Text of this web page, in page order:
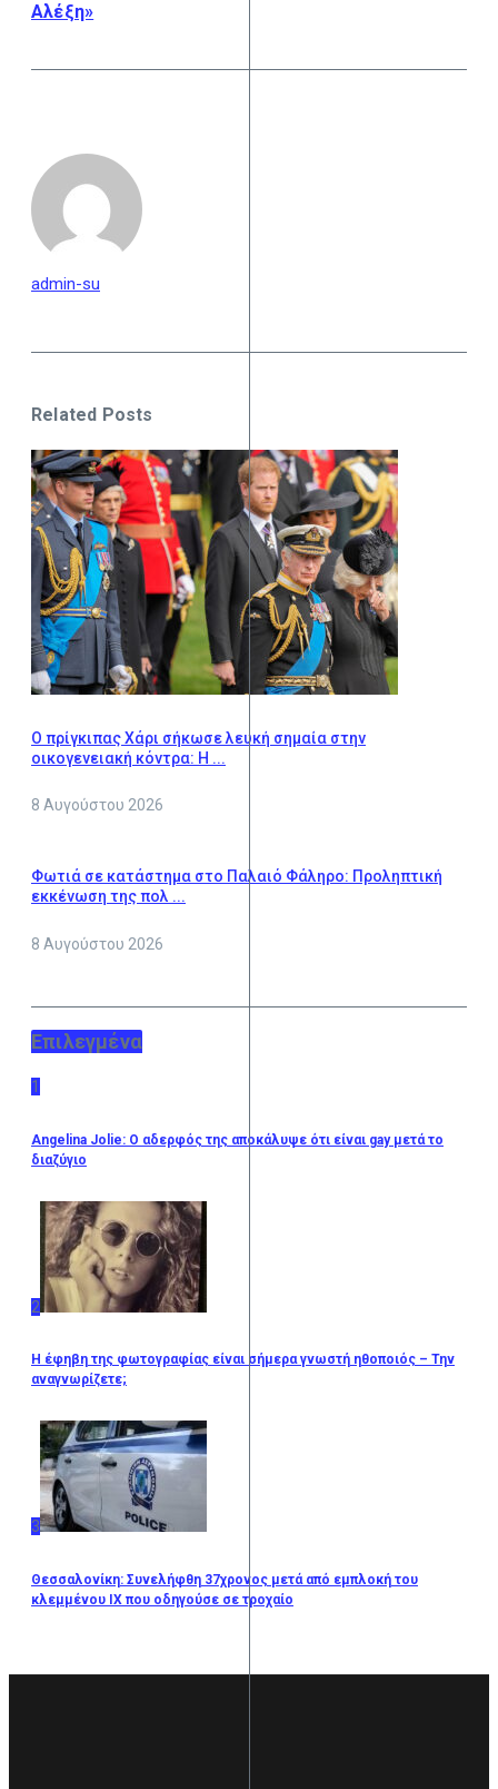
Αλέξη»
admin-su
Related Posts
Ο πρίγκιπας Χάρι σήκωσε λευκή σημαία στην
οικογενειακή κόντρα: Η ...
8 Αυγούστου 2026
Φωτιά σε κατάστημα στο Παλαιό Φάληρο: Προληπτική
εκκένωση της πολ ...
8 Αυγούστου 2026
Επιλεγμένα
1
Angelina Jolie: Ο αδερφός της αποκάλυψε ότι είναι gay μετά το
διαζύγιο
2
Η έφηβη της φωτογραφίας είναι σήμερα γνωστή ηθοποιός – Την
αναγνωρίζετε;
3
Θεσσαλονίκη: Συνελήφθη 37χρονος μετά από εμπλοκή του
κλεμμένου ΙΧ που οδηγούσε σε τροχαίο